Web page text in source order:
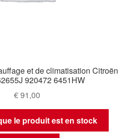
et de climatisation Citroën
920472 6451HW
€91,00
le produit est en stock